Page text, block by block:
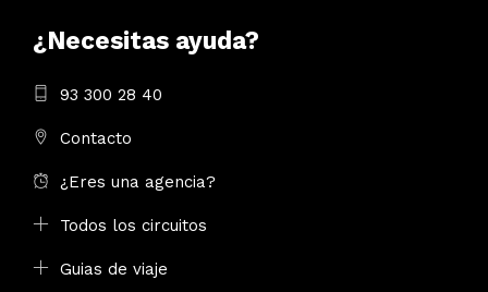
¿Necesitas ayuda?
93 300 28 40
Contacto
¿Eres una agencia?
Todos los circuitos
Guias de viaje